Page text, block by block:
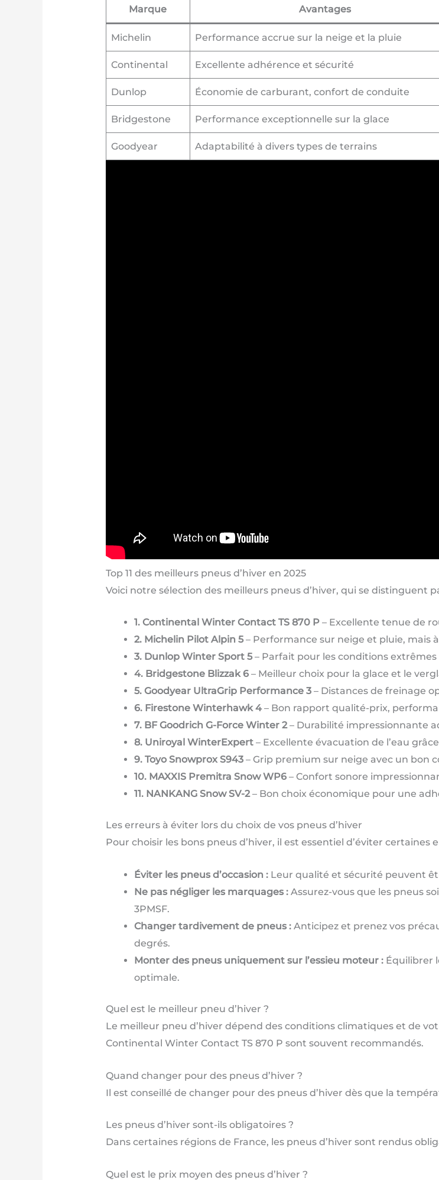
Marque Avantages
Michelin Performance accrue sur la neige et la pluie
Continental Excellente adhérence et sécurité
Dunlop Économie de carburant, confort de conduite
Bridgestone Performance exceptionnelle sur la glace
Goodyear Adaptabilité à divers types de terrains
Top 11 des meilleurs pneus d’hiver en 2025
Voici notre sélection des meilleurs pneus d’hiver, qui se
1. Continental Winter Contact TS 870 P– Excellente tenue de
2. Michelin Pilot Alpin 5– Performance sur neige et pluie, mais
3. Dunlop Winter Sport 5– Parfait pour les conditions
4. Bridgestone Blizzak 6– Meilleur choix pour la glace et le
5. Goodyear UltraGrip Performance 3– Distances de freinage
6. Firestone Winterhawk 4– Bon rapport qualité-prix,
7. BF Goodrich G-Force Winter 2– Durabilité impressionnante
8. Uniroyal WinterExpert– Excellente évacuation de l’eau
9. Toyo Snowprox S943– Grip premium sur neige avec un bon
10. MAXXIS Premitra Snow WP6– Confort sonore
11. NANKANG Snow SV-2– Bon choix économique pour une
Les erreurs à éviter lors du choix de vos pneus d’hiver
Pour choisir les bons pneus d’hiver, il est essentiel d’éviter certaines
Éviter les pneus d’occasion :Leur qualité et sécurité peuvent
Ne pas négliger les marquages :Assurez-vous que les pneus
3PMSF.
Changer tardivement de pneus :Anticipez et prenez vos
degrés.
Monter des pneus uniquement sur l’essieu moteur :Équilibrer
optimale.
Quel est le meilleur pneu d’hiver ?
Le meilleur pneu d’hiver dépend des conditions climatiques et de
Continental Winter Contact TS 870 P sont souvent recommandés.
Quand changer pour des pneus d’hiver ?
Il est conseillé de changer pour des pneus d’hiver dès que la
Les pneus d’hiver sont-ils obligatoires ?
Dans certaines régions de France, les pneus d’hiver sont rendus
Quel est le prix moyen des pneus d’hiver ?